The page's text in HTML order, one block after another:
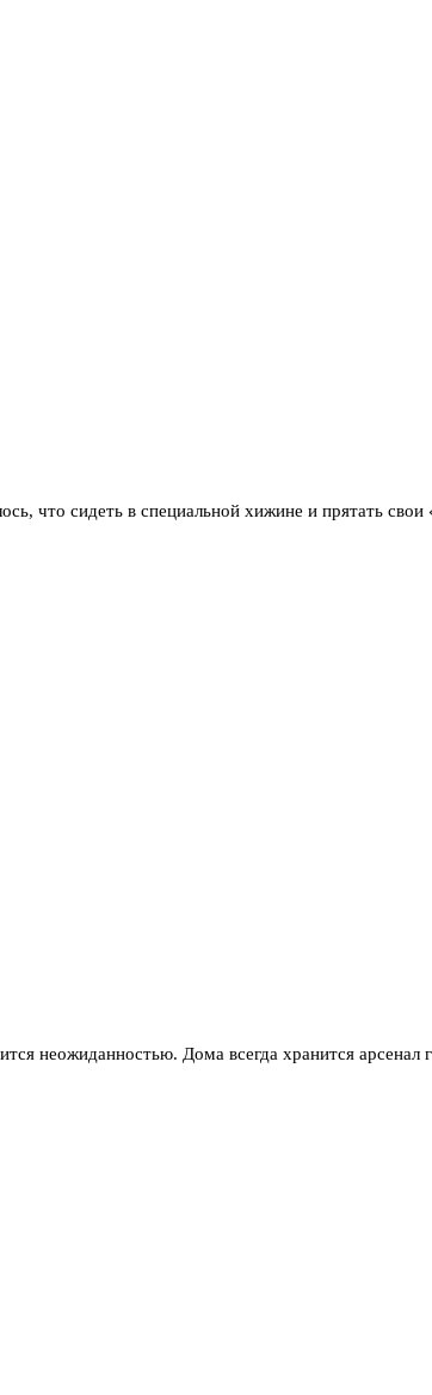
что сидеть в специальной хижине и прятать свои
неожиданностью. Дома всегда хранится арсенал